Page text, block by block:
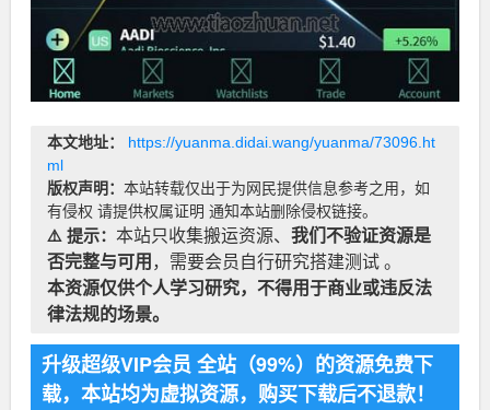
本文地址：
https://yuanma.didai.wang/yuanma/73096.ht
ml
版权声明： 本站转载仅出于为网民提供信息参考之用，如
有侵权 请提供权属证明 通知本站删除侵权链接。
⚠️ 提示： 本站只收集搬运资源、 我们不验证资源是
否完整与可用 ，需要会员自行研究搭建测试 。
本资源仅供个人学习研究，不得用于商业或违反法
律法规的场景。
升级超级VIP会员 全站（99%）的资源免费下
载，本站均为虚拟资源，购买下载后不退款！